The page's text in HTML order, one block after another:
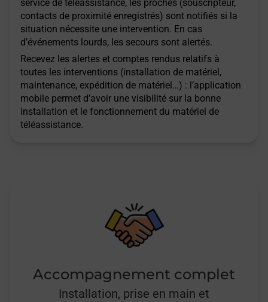
service de téléassistance, les proches (souscripteur,
contacts de proximité enregistrés) sont notifiés si la
situation nécessite une intervention. En cas
d’événements lourds, les secours sont alertés.
Recevez les alertes et comptes rendus relatifs à
toutes les interventions (installation de matériel,
maintenance, expédition de matériel…) : l’application
mobile permet d’avoir une visibilité sur la bonne
installation et le fonctionnement du matériel de
téléassistance.
Accompagnement complet
Installation, prise en main et